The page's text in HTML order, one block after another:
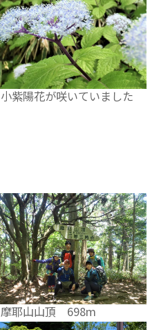
小紫陽花が咲いていました
摩耶山山頂 698m